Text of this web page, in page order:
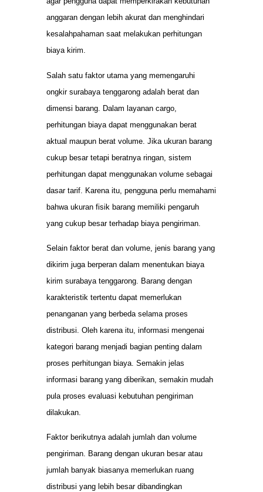
anggaran dengan lebih akurat dan menghindari
kesalahpahaman saat melakukan perhitungan
biaya kirim.
Salah satu faktor utama yang memengaruhi
ongkir surabaya tenggarong adalah berat dan
dimensi barang. Dalam layanan cargo,
perhitungan biaya dapat menggunakan berat
aktual maupun berat volume. Jika ukuran barang
cukup besar tetapi beratnya ringan, sistem
perhitungan dapat menggunakan volume sebagai
dasar tarif. Karena itu, pengguna perlu memahami
bahwa ukuran fisik barang memiliki pengaruh
yang cukup besar terhadap biaya pengiriman.
Selain faktor berat dan volume, jenis barang yang
dikirim juga berperan dalam menentukan biaya
kirim surabaya tenggarong. Barang dengan
karakteristik tertentu dapat memerlukan
penanganan yang berbeda selama proses
distribusi. Oleh karena itu, informasi mengenai
kategori barang menjadi bagian penting dalam
proses perhitungan biaya. Semakin jelas
informasi barang yang diberikan, semakin mudah
pula proses evaluasi kebutuhan pengiriman
dilakukan.
Faktor berikutnya adalah jumlah dan volume
pengiriman. Barang dengan ukuran besar atau
jumlah banyak biasanya memerlukan ruang
distribusi yang lebih besar dibandingkan